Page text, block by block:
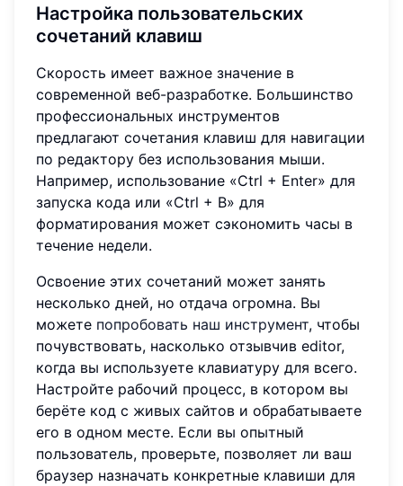
Настройка пользовательских
сочетаний клавиш
Скорость имеет важное значение в
современной веб-разработке. Большинство
профессиональных инструментов
предлагают сочетания клавиш для навигации
по редактору без использования мыши.
Например, использование «Ctrl + Enter» для
запуска кода или «Ctrl + B» для
форматирования может сэкономить часы в
течение недели.
Освоение этих сочетаний может занять
несколько дней, но отдача огромна. Вы
можете попробовать наш инструмент, чтобы
почувствовать, насколько отзывчив editor,
когда вы используете клавиатуру для всего.
Настройте рабочий процесс, в котором вы
берёте код с живых сайтов и обрабатываете
его в одном месте. Если вы опытный
пользователь, проверьте, позволяет ли ваш
браузер назначать конкретные клавиши для